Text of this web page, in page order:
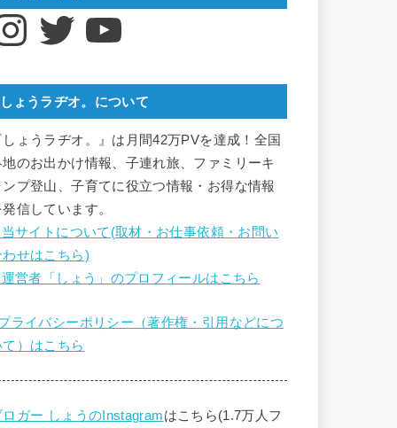
Twitter YouTube
しょうラヂオ。について
しょうラヂオ。』は月間42万PVを達成！全国
地のお出かけ情報、子連れ旅、ファミリーキ
ンプ登山、子育てに役立つ情報・お得な情報
信しています。
サイトについて(取材・お仕事依頼・お問い
わせはこちら)
営者「しょう」のプロフィールはこちら
ライバシーポリシー（著作権・引用などにつ
て）はこちら
ロガー しょうのInstagramはこちら(1.7万人フ